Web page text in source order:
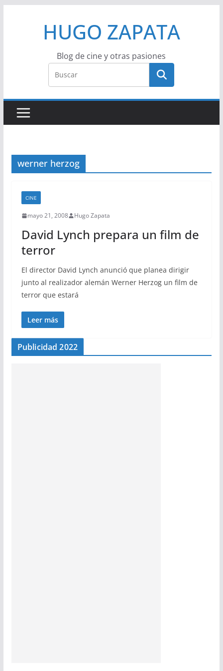
HUGO ZAPATA
Blog de cine y otras pasiones
werner herzog
CINE
mayo 21, 2008 Hugo Zapata
David Lynch prepara un film de
terror
El director David Lynch anunció que planea dirigir
junto al realizador alemán Werner Herzog un film de
terror que estará
Leer más
Publicidad 2022